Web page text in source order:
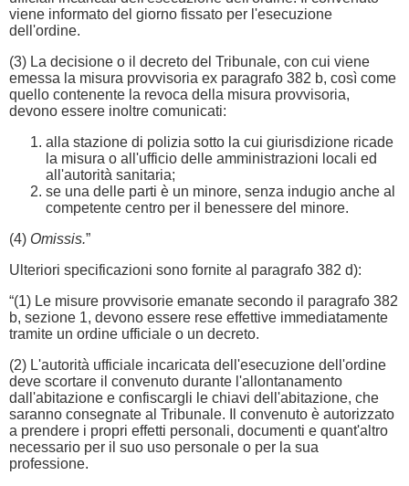
viene informato del giorno fissato per l'esecuzione
dell'ordine.
(3) La decisione o il decreto del Tribunale, con cui viene
emessa la misura provvisoria ex paragrafo 382 b, così come
quello contenente la revoca della misura provvisoria,
devono essere inoltre comunicati:
alla stazione di polizia sotto la cui giurisdizione ricade
la misura o all'ufficio delle amministrazioni locali ed
all'autorità sanitaria;
se una delle parti è un minore, senza indugio anche al
competente centro per il benessere del minore.
(4) Omissis.”
Ulteriori specificazioni sono fornite al paragrafo 382 d):
“(1) Le misure provvisorie emanate secondo il paragrafo 382
b, sezione 1, devono essere rese effettive immediatamente
tramite un ordine ufficiale o un decreto.
(2) L'autorità ufficiale incaricata dell'esecuzione dell'ordine
deve scortare il convenuto durante l'allontanamento
dall'abitazione e confiscargli le chiavi dell'abitazione, che
saranno consegnate al Tribunale. Il convenuto è autorizzato
a prendere i propri effetti personali, documenti e quant'altro
necessario per il suo uso personale o per la sua
professione.